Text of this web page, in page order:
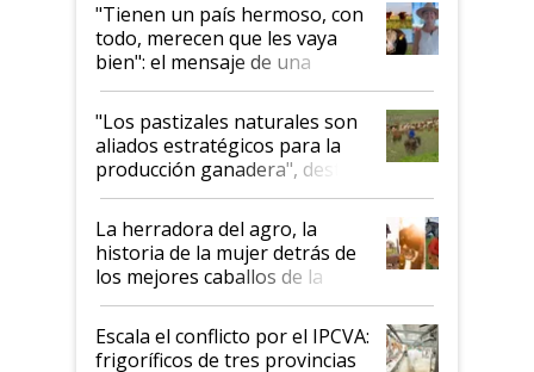
"Tienen un país hermoso, con
todo, merecen que les vaya
bien": el mensaje de una
ganadera uruguaya sobre las
oportunidades que se abren
para el agro en Argentina, con
foco en la carne
"Los pastizales naturales son
aliados estratégicos para la
producción ganadera", destaca
la iniciativa que ya reúne a 46
establecimientos en Argentina
La herradora del agro, la
historia de la mujer detrás de
los mejores caballos de la
Argentina y los mitos que
todavía hacen sufrir a estos
animales: "Mientras me
Escala el conflicto por el IPCVA:
frigoríficos de tres provincias